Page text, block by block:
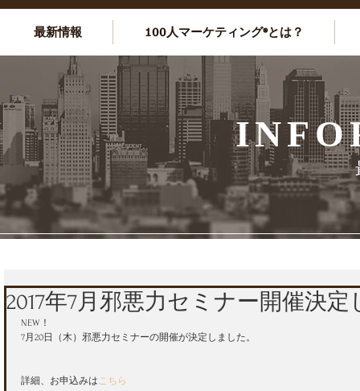
最新情報 100人マーケティング®とは？
2017年7月邪悪力セミナー開催決
NEW！
7月20日（木）邪悪力セミナーの開催が決定しました。
詳細、お申込みはこちら